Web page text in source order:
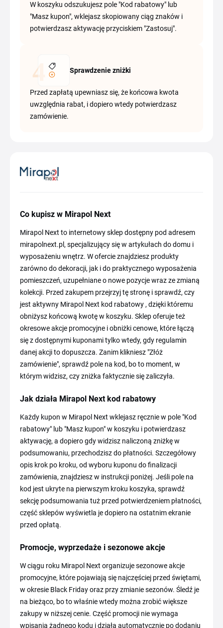
W koszyku odszukujesz pole "Kod rabatowy" lub
"Masz kupon", wklejasz skopiowany ciąg znaków i
potwierdzasz aktywację przyciskiem "Zastosuj".
Sprawdzenie zniżki
Przed zapłatą upewniasz się, że końcowa kwota
uwzględnia rabat, i dopiero wtedy potwierdzasz
zamówienie.
Co kupisz w Mirapol Next
Mirapol Next to internetowy sklep dostępny pod adresem
mirapolnext.pl, specjalizujący się w artykułach do domu i
wyposażeniu wnętrz. W ofercie znajdziesz produkty
zarówno do dekoracji, jak i do praktycznego wyposażenia
pomieszczeń, uzupełniane o nowe pozycje wraz ze zmianą
kolekcji. Przed zakupem przejrzyj tę stronę i sprawdź, czy
jest aktywny Mirapol Next kod rabatowy , dzięki któremu
obniżysz końcową kwotę w koszyku. Sklep oferuje też
okresowe akcje promocyjne i obniżki cenowe, które łączą
się z dostępnymi kuponami tylko wtedy, gdy regulamin
danej akcji to dopuszcza. Zanim klikniesz "Złóż
zamówienie", sprawdź pole na kod, bo to moment, w
którym widzisz, czy zniżka faktycznie się zaliczyła.
Jak działa Mirapol Next kod rabatowy
Każdy kupon w Mirapol Next wklejasz ręcznie w pole "Kod
rabatowy" lub "Masz kupon" w koszyku i potwierdzasz
aktywację, a dopiero gdy widzisz naliczoną zniżkę w
podsumowaniu, przechodzisz do płatności. Szczegółowy
opis krok po kroku, od wyboru kuponu do finalizacji
zamówienia, znajdziesz w instrukcji poniżej. Jeśli pole na
kod jest ukryte na pierwszym kroku koszyka, sprawdź
sekcję podsumowania tuż przed potwierdzeniem płatności,
część sklepów wyświetla je dopiero na ostatnim ekranie
przed opłatą.
Promocje, wyprzedaże i sezonowe akcje
W ciągu roku Mirapol Next organizuje sezonowe akcje
promocyjne, które pojawiają się najczęściej przed świętami,
w okresie Black Friday oraz przy zmianie sezonów. Śledź je
na bieżąco, bo to właśnie wtedy można zrobić większe
zakupy w niższej cenie. Część promocji nie wymaga
wpisania żadnego kodu i działa automatycznie po dodaniu